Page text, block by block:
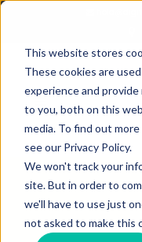
This website stores
These cookies are
experience and
to you, both on this
media. To find out
see our Privacy Policy.
We won't track your
site. But in order to
we'll have to use just
not asked to make this